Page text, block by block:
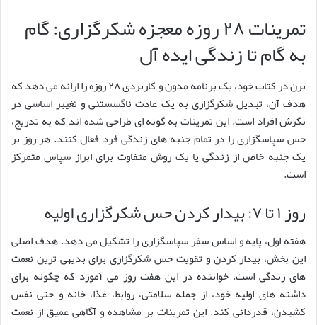
تمرینات ۲۸ روزه معجزه شکرگزاری: گام
به گام تا زندگی ایده آل
برن در کتاب خود، یک برنامه مدون و کاربردی ۲۸ روزه را ارائه می دهد که
هدف آن، تبدیل شکرگزاری به یک عادت ناگسستنی و تغییر اساسی در
نگرش افراد است. این تمرینات به گونه ای طراحی شده اند که به تدریج،
حس سپاسگزاری را در تمام جنبه های زندگی فرد فعال کنند. هر روز بر
یک جنبه خاص از زندگی یا یک روش متفاوت برای ابراز سپاس متمرکز
است.
روز ۱ تا ۷: بیدار کردن حس شکرگزاری اولیه
هفته اول، پایه و اساس سفر سپاسگزاری را تشکیل می دهد. هدف اصلی
این بخش، بیدار کردن و تقویت حس شکرگزاری برای بدیهی ترین نعمت
های زندگی است. خواننده در این هفت روز می آموزد که چگونه برای
داشته های اولیه خود، از جمله سلامتی، روابط، غذا، خانه و حتی نفس
کشیدن، قدردانی کند. این تمرینات بر مشاهده و آگاهی عمیق از نعمت